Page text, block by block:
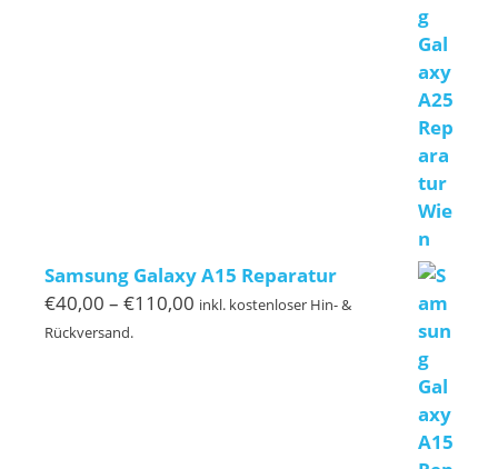
Samsung Galaxy A15 Reparatur
€40,00 – €110,00 Preisspanne:
inkl. kostenloser Hin- &
Rückversand.